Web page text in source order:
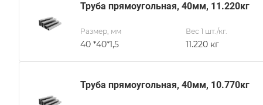
Труба прямоугольная, 40мм, 11.220кг
Размер, мм
40 *40*1,5
Вес 1 шт./кг.
11.220 кг
Труба прямоугольная, 40мм, 10.770кг